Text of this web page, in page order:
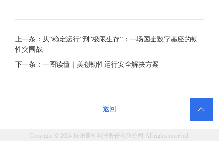
上一条：从“稳定运行”到“极限生存”：一场国企数字基座的韧
性突围战
下一条：一图读懂｜美创韧性运行安全解决方案
返回
Copyright © 2024 杭州美创科技股份有限公司 All rights reserved.
